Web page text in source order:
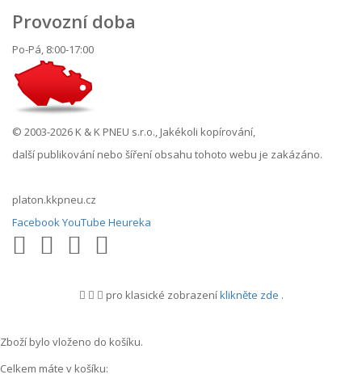
Provozní doba
Po-Pá, 8:00-17:00
© 2003-2026 K & K PNEU s.r.o., Jakékoli kopírování,
další publikování nebo šíření obsahu tohoto webu je zakázáno.
platon.kkpneu.cz
FacebookYouTube Heureka
pro klasické zobrazeníklikněte zde .
Zboží bylo vloženo do košíku.
Celkem máte v košíku: